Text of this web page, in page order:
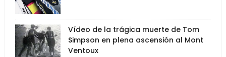
Vídeo de la trágica muerte de Tom
Simpson en plena ascensión al Mont
Ventoux